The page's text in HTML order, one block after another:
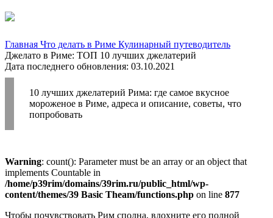
Главная Что делать в Риме Кулинарный путеводитель
Джелато в Риме: ТОП 10 лучших джелатерий
Дата последнего обновления: 03.10.2021
10 лучших джелатерий Рима: где самое вкусное
мороженое в Риме, адреса и описание, советы, что
попробовать
Warning: count(): Parameter must be an array or an object that
implements Countable in
/home/p39rim/domains/39rim.ru/public_html/wp-
content/themes/39 Basic Theam/functions.php on line 877
Чтобы почувствовать Рим сполна, вдохните его полной